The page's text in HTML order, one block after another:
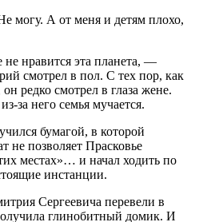
могу. А от меня и детям плохо,
нравится эта планета, —
смотрел в пол. С тех пор, как
редко смотрел в глаза жене.
за него семья мучается.
бумагой, в которой
не позволяет Прасковье
местах»… и начал ходить по
инстанции.
Сергеевича перевели в
глинобитный домик. И